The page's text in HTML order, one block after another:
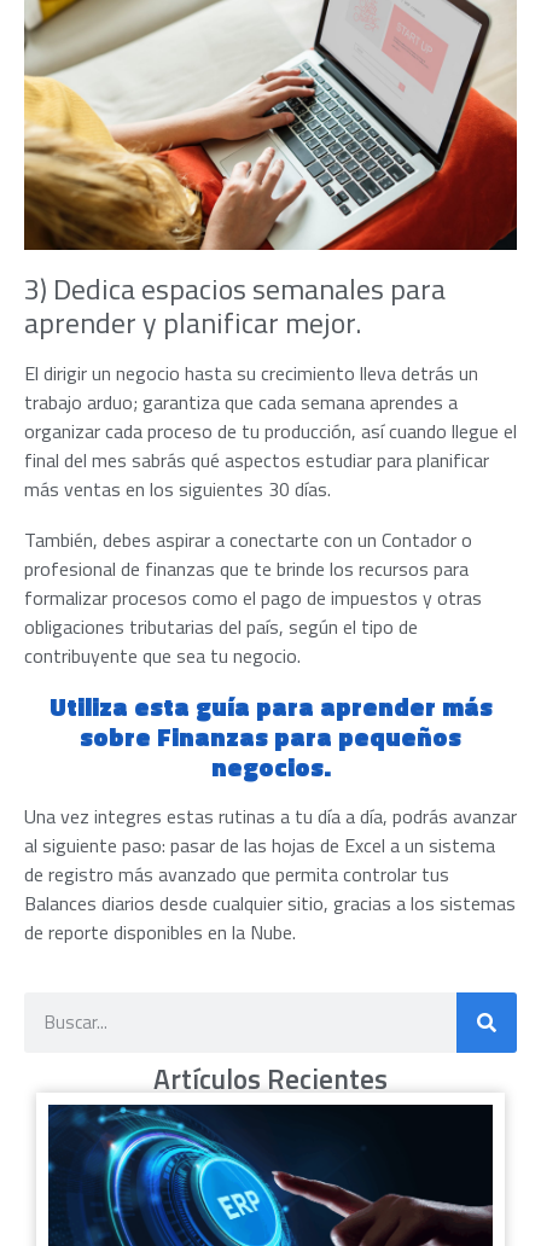
3) Dedica espacios semanales para
aprender y planificar mejor.
El dirigir un negocio hasta su crecimiento lleva detrás un
trabajo arduo; garantiza que cada semana aprendes a
organizar cada proceso de tu producción, así cuando llegue el
final del mes sabrás qué aspectos estudiar para planificar
más ventas en los siguientes 30 días.
También, debes aspirar a conectarte con un Contador o
profesional de finanzas que te brinde los recursos para
formalizar procesos como el pago de impuestos y otras
obligaciones tributarias del país, según el tipo de
contribuyente que sea tu negocio.
Utiliza esta guía para aprender más
sobre Finanzas para pequeños
negocios.
Una vez integres estas rutinas a tu día a día, podrás avanzar
al siguiente paso: pasar de las hojas de Excel a un sistema
de registro más avanzado que permita controlar tus
Balances diarios desde cualquier sitio, gracias a los sistemas
de reporte disponibles en la Nube.
Artículos Recientes